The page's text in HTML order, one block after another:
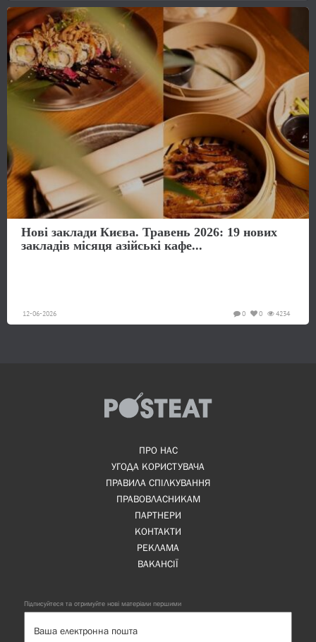
Нові заклади Києва. Травень 2026: 19 нових
закладів місяця азійські кафе...
12-06-2026 4234
0
0
ПРО НАС
УГОДА КОРИСТУВАЧА
ПРАВИЛА СПІЛКУВАННЯ
ПРАВОВЛАСНИКАМ
ПАРТНЕРИ
КОНТАКТИ
РЕКЛАМА
ВАКАНСІЇ
Підписуйтеся та отримуйте нові матеріали першими